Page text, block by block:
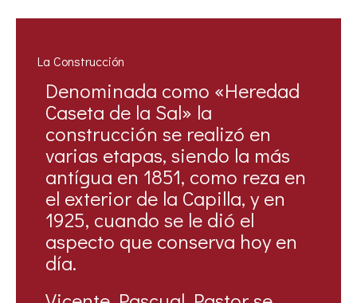
La Construcción
Denominada como «Heredad
Caseta de la Sal» la
construcción se realizó en
varias etapas, siendo la más
antígua en 1851, como reza en
el exterior de la Capilla, y en
1925, cuando se le dió el
aspecto que conserva hoy en
día.